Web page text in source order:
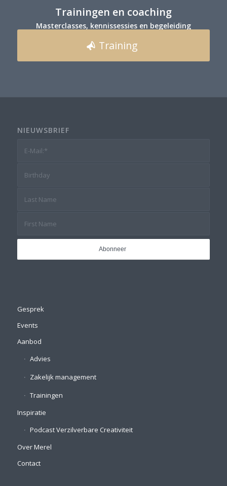
Trainingen en coaching
Masterclasses, kennissessies en begeleiding
Training
NIEUWSBRIEF
Gesprek
Events
Aanbod
Advies
Zakelijk management
Trainingen
Inspiratie
Podcast Verzilverbare Creativiteit
Over Merel
Contact